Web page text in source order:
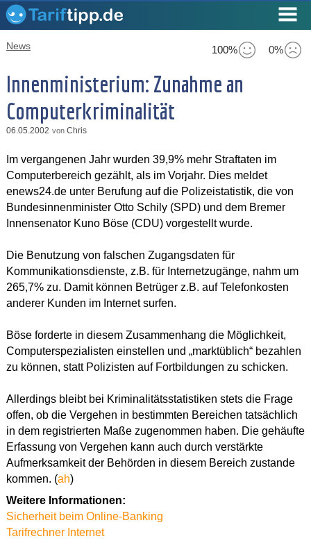
100% 0%
News
Innenministerium: Zunahme an
Computerkriminalität
06.05.2002 von Chris
Im vergangenen Jahr wurden 39,9% mehr Straftaten im
Computerbereich gezählt, als im Vorjahr. Dies meldet
enews24.de unter Berufung auf die Polizeistatistik, die von
Bundesinnenminister Otto Schily (SPD) und dem Bremer
Innensenator Kuno Böse (CDU) vorgestellt wurde.
Die Benutzung von falschen Zugangsdaten für
Kommunikationsdienste, z.B. für Internetzugänge, nahm um
265,7% zu. Damit können Betrüger z.B. auf Telefonkosten
anderer Kunden im Internet surfen.
Böse forderte in diesem Zusammenhang die Möglichkeit,
Computerspezialisten einstellen und „marktüblich“ bezahlen
zu können, statt Polizisten auf Fortbildungen zu schicken.
Allerdings bleibt bei Kriminalitätsstatistiken stets die Frage
offen, ob die Vergehen in bestimmten Bereichen tatsächlich
in dem registrierten Maße zugenommen haben. Die gehäufte
Erfassung von Vergehen kann auch durch verstärkte
Aufmerksamkeit der Behörden in diesem Bereich zustande
kommen. (ah)
Weitere Informationen:
Sicherheit beim Online-Banking
Tarifrechner Internet